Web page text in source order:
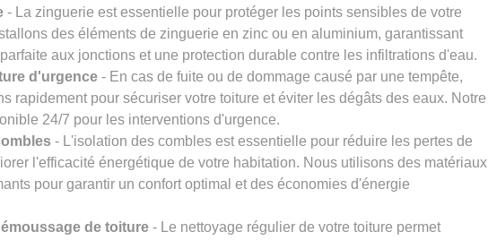
- La zinguerie est essentielle pour protéger les points sensibles de votre
des éléments de zinguerie en zinc ou en aluminium, garantissant
aux jonctions et une protection durable contre les infiltrations d'eau.
d'urgence - En cas de fuite ou de dommage causé par une tempête,
rapidement pour sécuriser votre toiture et éviter les dégâts des eaux. Notre
24/7 pour les interventions d'urgence.
- L'isolation des combles est essentielle pour réduire les pertes de
l'efficacité énergétique de votre habitation. Nous utilisons des matériaux
pour garantir un confort optimal et des économies d'énergie
de toiture - Le nettoyage régulier de votre toiture permet